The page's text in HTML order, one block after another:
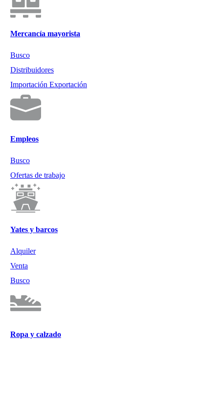
Mercancía mayorista
Busco
Distribuidores
Importación Exportación
Empleos
Busco
Ofertas de trabajo
Yates y barcos
Alquiler
Venta
Busco
Ropa y calzado